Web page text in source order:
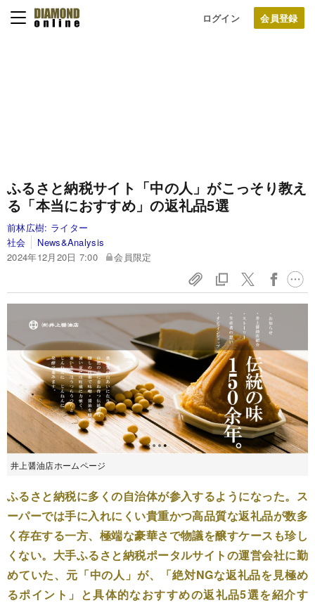
ログイン
ふるさと納税サイト「中の人」がこっそり教え
る「本当におすすめ」の返礼品5選
前林広樹: ライター
社会
News&Analysis
2024年12月20日 7:00
会員限定
井上醤油店ホームページ
ふるさと納税に多くの自治体が参入するようになった。ス
ーパーでは手に入れにくい貴重かつ高品質な返礼品が数多
く存在する一方、極端な豪華さで物議を醸すケースも珍し
くない。大手ふるさと納税ポータルサイトの運営会社に勤
めていた、元「中の人」が、「絶対NGな返礼品を見極め
るポイント」と具体的なおすすめの返礼品5選を紹介す